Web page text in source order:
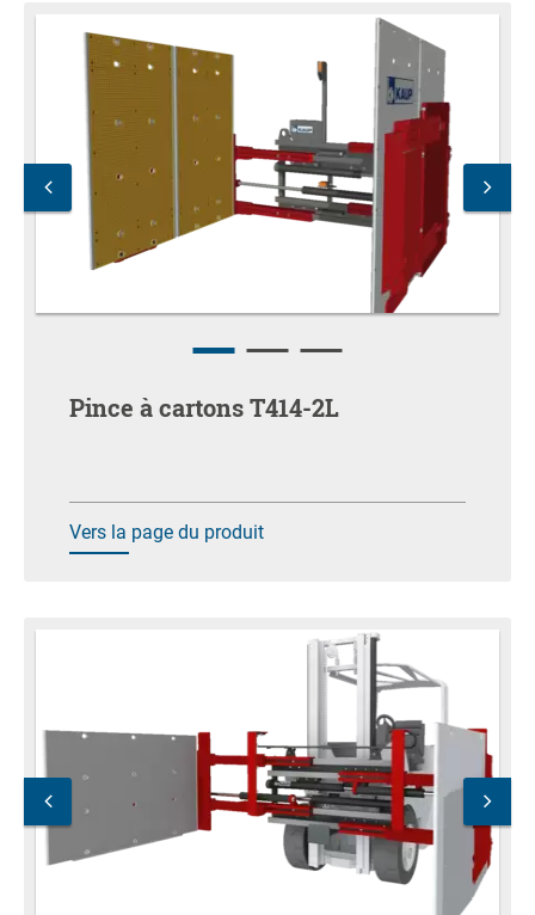
Pince à cartons T414-2L
Vers la page du produit